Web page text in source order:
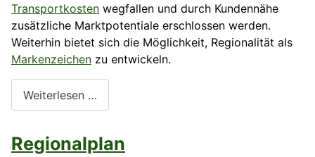
Transportkosten wegfallen und durch Kundennähe
zusätzliche Marktpotentiale erschlossen werden.
Weiterhin bietet sich die Möglichkeit, Regionalität als
Markenzeichen zu entwickeln.
Weiterlesen …
Regionalplan